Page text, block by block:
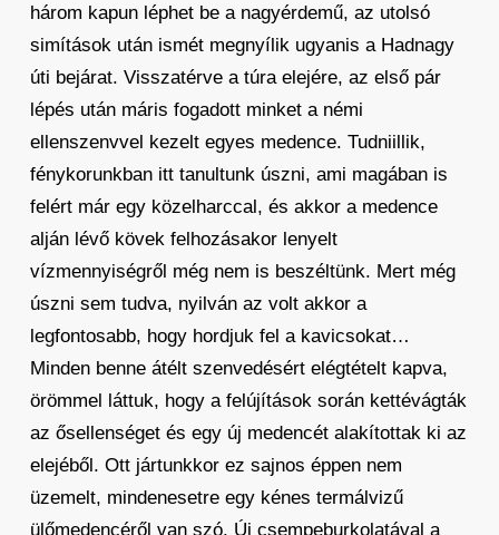
három kapun léphet be a nagyérdemű, az utolsó
simítások után ismét megnyílik ugyanis a Hadnagy
úti bejárat. Visszatérve a túra elejére, az első pár
lépés után máris fogadott minket a némi
ellenszenvvel kezelt egyes medence. Tudniillik,
fénykorunkban itt tanultunk úszni, ami magában is
felért már egy közelharccal, és akkor a medence
alján lévő kövek felhozásakor lenyelt
vízmennyiségről még nem is beszéltünk. Mert még
úszni sem tudva, nyilván az volt akkor a
legfontosabb, hogy hordjuk fel a kavicsokat…
Minden benne átélt szenvedésért elégtételt kapva,
örömmel láttuk, hogy a felújítások során kettévágták
az ősellenséget és egy új medencét alakítottak ki az
elejéből. Ott jártunkkor ez sajnos éppen nem
üzemelt, mindenesetre egy kénes termálvizű
ülőmedencéről van szó. Új csempeburkolatával a